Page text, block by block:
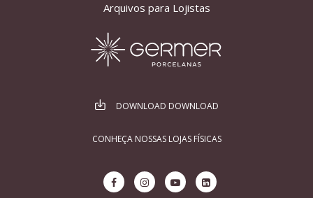
Arquivos para Lojistas
DOWNLOAD DOWNLOAD
CONHEÇA NOSSAS LOJAS FÍSICAS